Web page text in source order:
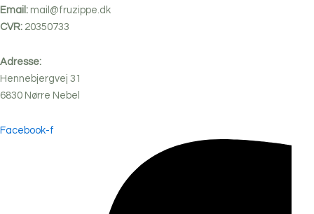
Email: mail@fruzippe.dk
CVR: 20350733
Adresse:
Hennebjergvej 31
6830 Nørre Nebel
Facebook-f